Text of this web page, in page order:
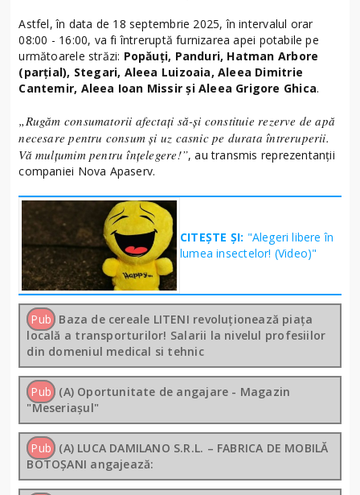
Astfel, în data de 18 septembrie 2025, în intervalul orar
08:00 - 16:00, va fi întreruptă furnizarea apei potabile pe
următoarele străzi: Popăuți, Panduri, Hatman Arbore
(parțial), Stegari, Aleea Luizoaia, Aleea Dimitrie
Cantemir, Aleea Ioan Missir și Aleea Grigore Ghica.
„Rugăm consumatorii afectați să-și constituie rezerve de apă
necesare pentru consum și uz casnic pe durata întreruperii.
Vă mulțumim pentru înțelegere!”, au transmis reprezentanții
companiei Nova Apaserv.
CITEȘTE ȘI: "Alegeri libere în
lumea insectelor! (Video)"
Pub Baza de cereale LITENI revoluționează piața
locală a transporturilor! Salarii la nivelul profesiilor
din domeniul medical si tehnic
Pub (A) Oportunitate de angajare - Magazin
"Meseriașul"
Pub (A) LUCA DAMILANO S.R.L. – FABRICA DE MOBILĂ
BOTOȘANI angajează: